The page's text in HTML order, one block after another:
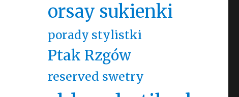
orsay sukienki
porady stylistki
Ptak Rzgów
reserved swetry